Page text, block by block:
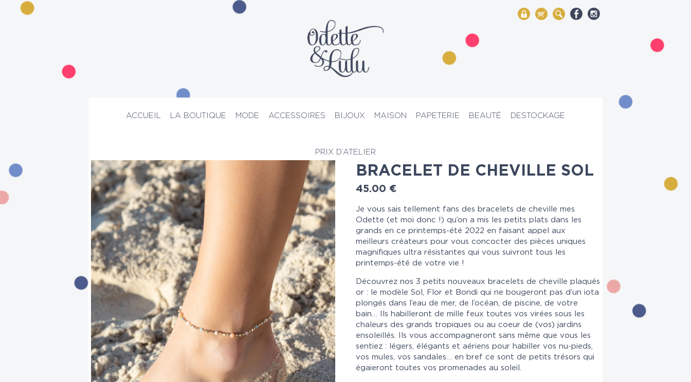
My Account
Mon panier
Rechercher
ACCUEIL LA BOUTIQUE MODE ACCESSOIRES BIJOUX MAISON PAPETERIE BEAUTÉ DESTOCKAGE
PRIX D’ATELIER
BRACELET DE CHEVILLE SOL
45.00 €
Je vous sais tellement fans des bracelets de cheville mes
Odette (et moi donc !) qu’on a mis les petits plats dans les
grands en ce printemps-été 2022 en faisant appel aux
meilleurs créateurs pour vous concocter des pièces uniques
magnifiques ultra résistantes qui vous suivront tous les
printemps-été de votre vie !
Découvrez nos 3 petits nouveaux bracelets de cheville plaqués
or : le modèle Sol, Flor et Bondi qui ne bougeront pas d’un iota
plongés dans l’eau de mer, de l’océan, de piscine, de votre
bain… Ils habilleront de mille feux toutes vos virées sous les
chaleurs des grands tropiques ou au coeur de (vos) jardins
ensoleillés. Ils vous accompagneront sans même que vous les
sentiez : légers, élégants et aériens pour habiller vos nu-pieds,
vos mules, vos sandales… en bref ce sont de petits trésors qui
égaieront toutes vos promenades au soleil.